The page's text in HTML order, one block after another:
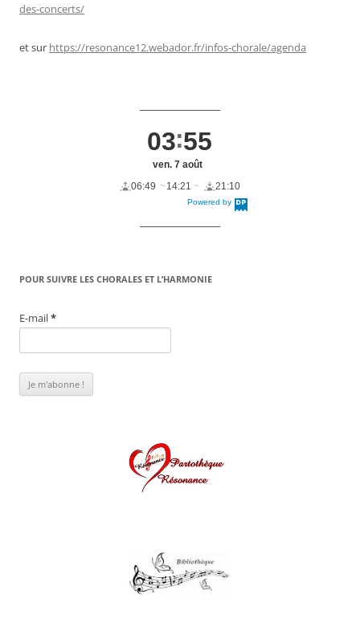
des-concerts/
et sur https://resonance12.webador.fr/infos-chorale/agenda
Powered by
03 55
ven. 7 août
06:49
14:21 21:10
POUR SUIVRE LES CHORALES ET L’HARMONIE
E-mail*